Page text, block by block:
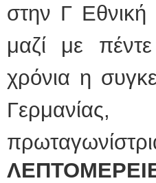
στην Γ Εθνική
μαζί με
χρόνια η